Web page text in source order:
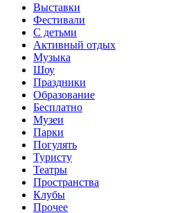
Выставки
Фестивали
С детьми
Активный отдых
Музыка
Шоу
Праздники
Образование
Бесплатно
Музеи
Парки
Погулять
Туристу
Театры
Пространства
Клубы
Прочее